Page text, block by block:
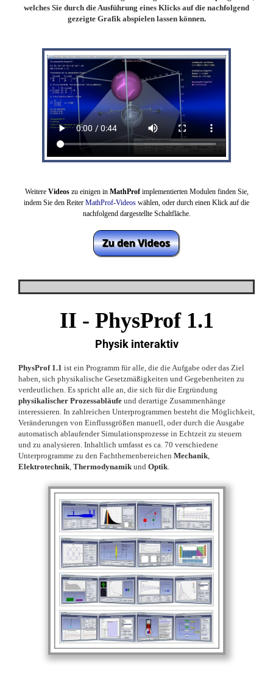
welches Sie durch die Ausführung eines Klicks auf die nachfolgend
gezeigte Grafik abspielen lassen können.
Weitere Videos zu einigen in MathProfimplementierten Modulen finden Sie,
indem Sie den Reiter MathProf-Videos wählen, oder durch einen Klick auf die
nachfolgend dargestellte Schaltfläche.
II - PhysProf 1.1
Physik interaktiv
PhysProf 1.1 ist ein Programm für alle, die die Aufgabe oder das Ziel
haben, sich physikalische Gesetzmäßigkeiten und Gegebenheiten zu
verdeutlichen. Es spricht alle an, die sich für die Ergründung
physikalischer Prozessabläufe und derartige Zusammenhänge
interessieren. In zahlreichen Unterprogrammen besteht die Möglichkeit,
Veränderungen von Einflussgrößen manuell, oder durch die Ausgabe
automatisch ablaufender Simulationsprozesse in Echtzeit zu steuern
und zu analysieren. Inhaltlich umfasst es ca. 70 verschiedene
Unterprogramme zu den Fachthemenbereichen Mechanik
Elektrotechnik Thermodynamik und Optik